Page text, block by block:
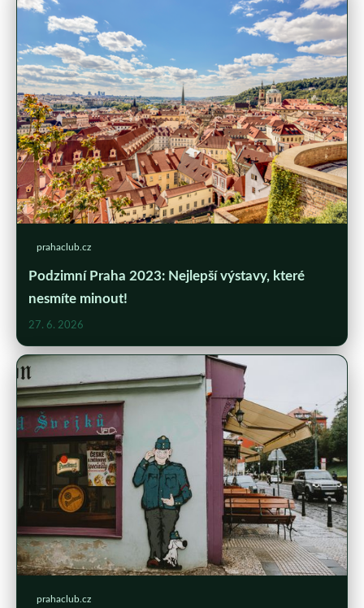
prahaclub.cz
Podzimní Praha 2023: Nejlepší výstavy, které
nesmíte minout!
27. 6. 2026
prahaclub.cz